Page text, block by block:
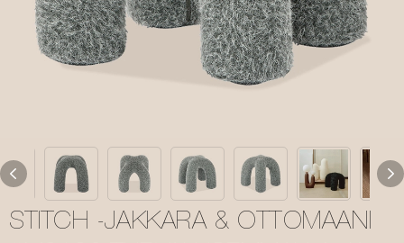
STITCH -JAKKARA & OTTOMAANI